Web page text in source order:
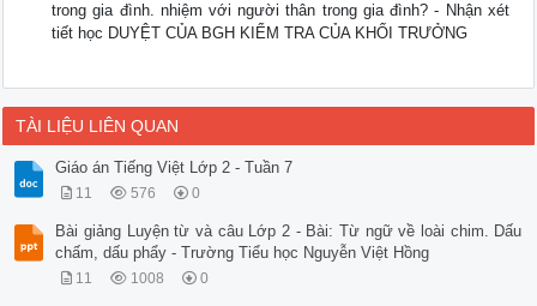
trong gia đình. nhiệm với người thân trong gia đình? - Nhận xét
tiết học DUYỆT CỦA BGH KIỂM TRA CỦA KHỐI TRƯỞNG
TÀI LIỆU LIÊN QUAN
Giáo án Tiếng Việt Lớp 2 - Tuần 7
11 576 0
Bài giảng Luyện từ và câu Lớp 2 - Bài: Từ ngữ về loài chim. Dấu
chấm, dấu phẩy - Trường Tiểu học Nguyễn Việt Hồng
11 1008 0